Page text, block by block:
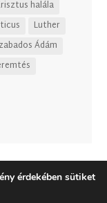
halála
Luther
Ádám
érdekében sütiket